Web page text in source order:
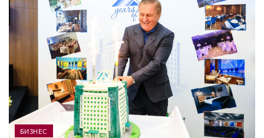
БИЗНЕС